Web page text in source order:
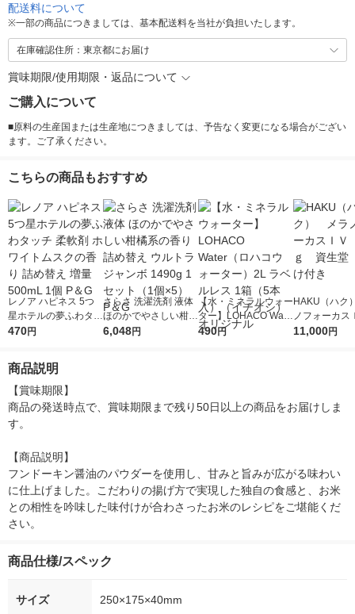
配送料について
※一部の商品につきましては、基本配送料を当社が負担いたします。
在庫確認住所：東京都にお届け
賞味期限/使用期限・返品について
ご購入について
■原料の生産国または生産地につきましては、予告なく変更になる場合がござい
ます。ご了承ください。
こちらの商品もおすすめ
レノア ハピネス 5つ
星ホテルの夢ふわタッ
チ 柔軟剤 ホワイトム
470円
さらさ 洗濯洗剤 液体
ほのかでやさしい柑橘
系の香り 詰め替え ウ
6,048円
【水・ミネラルウォー
ター】LOHACO Wate
r（ロハコウォータ
490円
HAKU（ハ
ノフォーカ
5ｇ 資生堂
11,000円
商品説明
【賞味期限】
商品の発送時点で、賞味期限まで残り50日以上の商品をお届けしま
す。
【商品説明】
フンドーキン醤油のパウダーを使用し、甘みと旨みが広がる味わい
に仕上げました。こだわりの揚げ方で実現した独自の食感と、お米
との相性を吟味した味付けが合わさったお米のレシピをご堪能くだ
さい。
商品仕様/スペック
サイズ 250×175×40mm